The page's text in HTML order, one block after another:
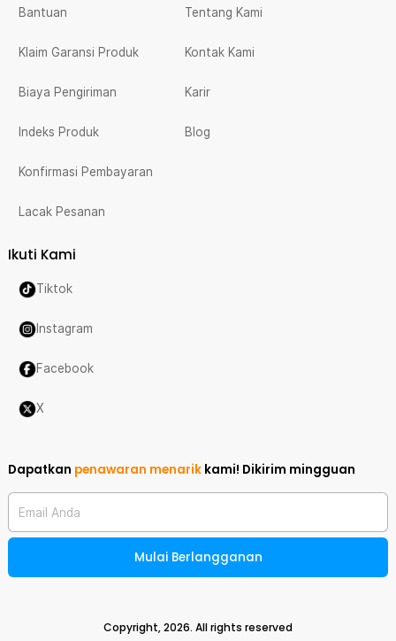
Bantuan
Klaim Garansi Produk
Biaya Pengiriman
Indeks Produk
Konfirmasi Pembayaran
Lacak Pesanan
Tentang Kami
Kontak Kami
Karir
Blog
Ikuti Kami
Tiktok
Instagram
Facebook
X
Dapatkan penawaran menarik kami! Dikirim mingguan
Email Anda
Mulai Berlangganan
Copyright,2026. All rights reserved